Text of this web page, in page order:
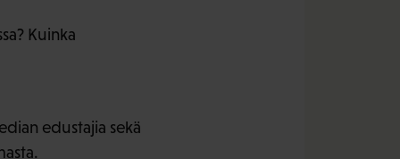
Kuinka
edustajia sekä